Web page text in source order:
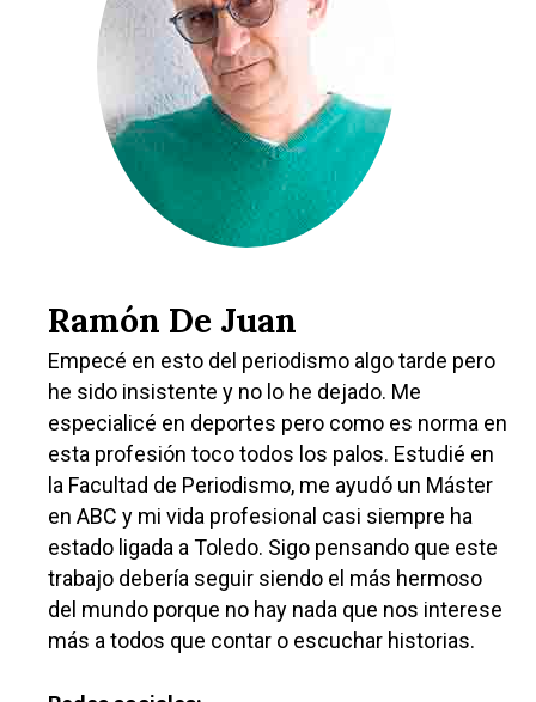
Ramón De Juan
Empecé en esto del periodismo algo tarde pero
he sido insistente y no lo he dejado. Me
especialicé en deportes pero como es norma en
esta profesión toco todos los palos. Estudié en
la Facultad de Periodismo, me ayudó un Máster
en ABC y mi vida profesional casi siempre ha
estado ligada a Toledo. Sigo pensando que este
trabajo debería seguir siendo el más hermoso
del mundo porque no hay nada que nos interese
más a todos que contar o escuchar historias.